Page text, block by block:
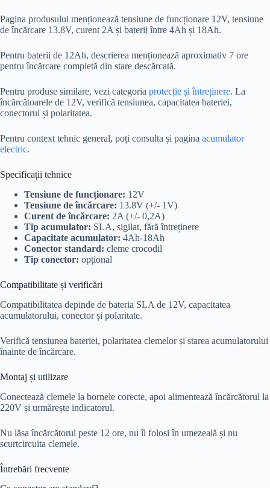
Pagina produsului menționează tensiune de funcționare 12V, tensiune
de încărcare 13.8V, curent 2A și baterii între 4Ah și 18Ah.
Pentru baterii de 12Ah, descrierea menționează aproximativ 7 ore
pentru încărcare completă din stare descărcată.
Pentru produse similare, vezi categoria protecție și întreținere. La
încărcătoarele de 12V, verifică tensiunea, capacitatea bateriei,
conectorul și polaritatea.
Pentru context tehnic general, poți consulta și pagina acumulator
electric.
Specificații tehnice
Tensiune de funcționare: 12V
Tensiune de încărcare: 13.8V (+/- 1V)
Curent de încărcare: 2A (+/- 0,2A)
Tip acumulator: SLA, sigilat, fără întreținere
Capacitate acumulator: 4Ah-18Ah
Conector standard: cleme crocodil
Tip conector: opțional
Compatibilitate și verificări
Compatibilitatea depinde de bateria SLA de 12V, capacitatea
acumulatorului, conector și polaritate.
Verifică tensiunea bateriei, polaritatea clemelor și starea acumulatorului
înainte de încărcare.
Montaj și utilizare
Conectează clemele la bornele corecte, apoi alimentează încărcătorul la
220V și urmărește indicatorul.
Nu lăsa încărcătorul peste 12 ore, nu îl folosi în umezeală și nu
scurtcircuita clemele.
Întrebări frecvente